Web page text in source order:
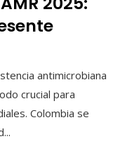
antimicrobiana
crucial para
Colombia se